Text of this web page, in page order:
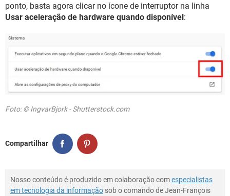
ponto, basta agora clicar no ícone de interruptor na linha
Usar aceleração de hardware quando disponível:
Foto: © IngvarBjork - Shutterstock.com
Compartilhar
Nosso conteúdo é produzido em colaboração comespecialistas
em tecnologia da informação sob o comando de Jean-François